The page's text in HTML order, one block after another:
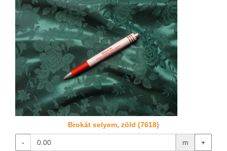
Brokát selyem, zöld (7618)
- m +